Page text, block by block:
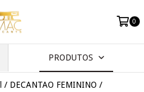
0
PRODUTOS
/ DECANTAO FEMININO /